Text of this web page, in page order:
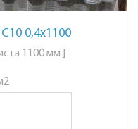
0,4х1100
1100 мм ]